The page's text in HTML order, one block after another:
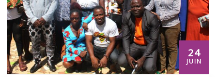
24
JUIN